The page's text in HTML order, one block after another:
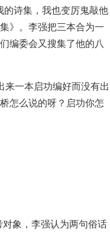
的诗集，我也变厉鬼敲他
》。李强把三本合为一
编委会又搜集了他的八
一本启功编好而没有出
怎么说的呀？启功你怎
象，李强认为两句俗话